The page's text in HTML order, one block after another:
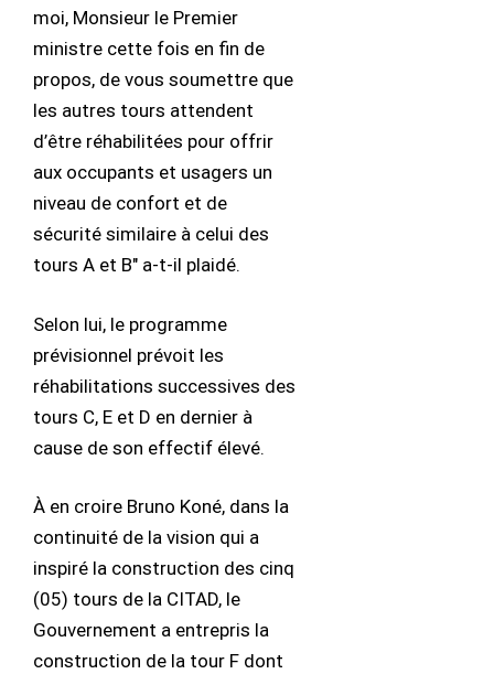
moi, Monsieur le Premier
ministre cette fois en fin de
propos, de vous soumettre que
les autres tours attendent
d’être réhabilitées pour offrir
aux occupants et usagers un
niveau de confort et de
sécurité similaire à celui des
tours A et B" a-t-il plaidé.
Selon lui, le programme
prévisionnel prévoit les
réhabilitations successives des
tours C, E et D en dernier à
cause de son effectif élevé.
À en croire Bruno Koné, dans la
continuité de la vision qui a
inspiré la construction des cinq
(05) tours de la CITAD, le
Gouvernement a entrepris la
construction de la tour F dont